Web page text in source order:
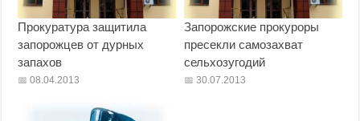
Прокуратура защитила
запорожцев от дурных
запахов
08.04.2013
Запорожские прокуроры
пресекли самозахват
сельхозугодий
30.07.2013